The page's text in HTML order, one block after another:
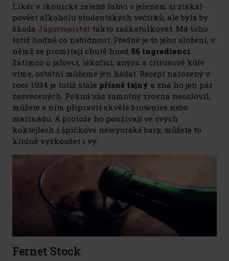
Likér v ikonické zelené lahvi s jelenem si získal
pověst alkoholu studentských večírků, ale byla by
škoda Jägermeister takto zaškatulkovat. Má toho
totiž hodně co nabídnout. Předně je to jeho složení, v
němž se promítají chutě hned 56 ingrediencí
Zatímco o jalovci, lékořici, anýzu a citrusové kůře
víme, ostatní můžeme jen hádat. Recept narozený v
roce 1934 je totiž stále přísně tajný a zná ho jen pár
zasvěcených. Pokud vás samotný zrovna neoslovil,
můžete s ním připravit skvělé brownies nebo
marinádu. A protože ho používají ve svých
koktejlech i špičkové newyorské bary, můžete to
klidně vyzkoušet i vy.
Fernet Stock